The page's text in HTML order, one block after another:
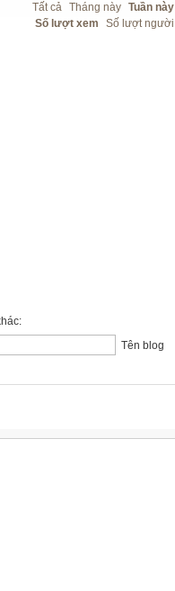
Tất cả Tháng này Tuần này
Số lượt xem
Số lượt người
Tên blog